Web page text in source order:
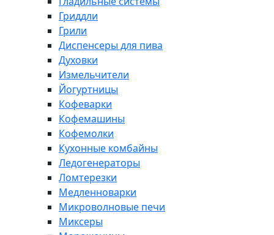
Гриддли
Грили
Диспенсеры для пива
Духовки
Измельчители
Йогуртницы
Кофеварки
Кофемашины
Кофемолки
Кухонные комбайны
Ледогенераторы
Ломтерезки
Медленноварки
Микроволновые печи
Миксеры